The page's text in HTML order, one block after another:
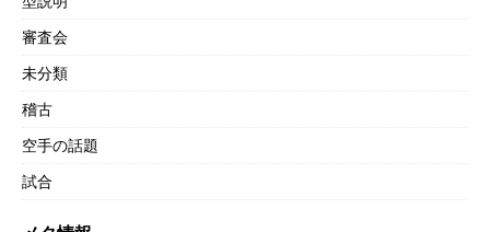
審査会
未分類
稽古
空手の話題
試合